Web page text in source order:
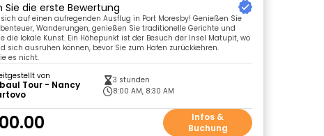
Sie die erste Bewertung
sich auf einen aufregenden Ausflug in Port Moresby! Genießen Sie
Wanderungen, genießen Sie traditionelle Gerichte und
die lokale Kunst. Ein Höhepunkt ist der Besuch der Insel Matupit, wo
sich ausruhen können, bevor Sie zum Hafen zurückkehren.
es nicht.
von
Tour - Nancy
3 stunden
8:00 AM, 8:30 AM
Infos &
Buchung